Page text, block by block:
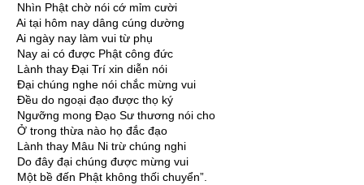
Nhìn Phật chờ nói cớ mỉm cười
Ai tại hôm nay dâng cúng dường
Ai ngày nay làm vui từ phụ
Nay ai có được Phật công đức
Lành thay Ðại Trí xin diễn nói
Ðại chúng nghe nói chắc mừng vui
Ðều do ngoại đạo được thọ ký
Ngưỡng mong Ðạo Sư thương nói cho
Ở trong thừa nào họ đắc đạo
Lành thay Mâu Ni trừ chúng nghi
Do đây đại chúng được mừng vui
Một bề đến Phật không thối chuyển”.